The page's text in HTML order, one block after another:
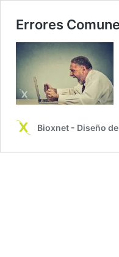
Errores
Bioxnet - Diseño